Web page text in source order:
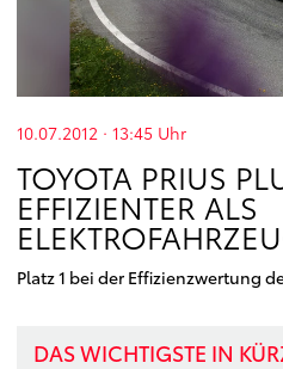
10.07.2012 · 13:45 Uhr
TOYOTA PRIUS
EFFIZIENTER ALS
Platz 1 bei der Effizienzwertung
DAS WICHTIGSTE IN